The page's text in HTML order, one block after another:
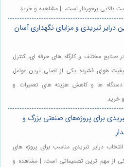
بالایی برخوردار است،. | مشاهده و خرید
تبریدی و مزایای نگهداری آسان
صنایع مختلف و کارگاه های حرفه ای، کنترل
هوای فشرده یکی از اصلی ترین عوامل
دستگاه ها و کاهش هزینه های تعمیرات و
خرید
برای پروژه‌های صنعتی بزرگ و
درایر تبریدی مناسب برای پروژه های
از مهم ترین تصمیماتی است. | مشاهده و